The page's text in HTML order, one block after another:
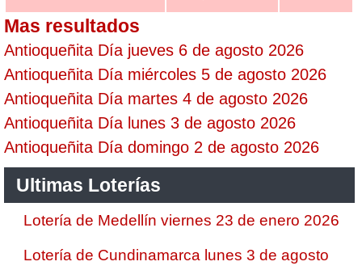
Mas resultados
Antioqueñita Día jueves 6 de agosto 2026
Antioqueñita Día miércoles 5 de agosto 2026
Antioqueñita Día martes 4 de agosto 2026
Antioqueñita Día lunes 3 de agosto 2026
Antioqueñita Día domingo 2 de agosto 2026
Ultimas Loterías
Lotería de Medellín viernes 23 de enero 2026
Lotería de Cundinamarca lunes 3 de agosto